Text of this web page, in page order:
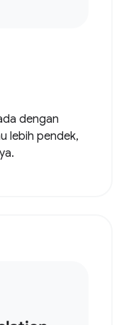
dengan
lebih pendek,